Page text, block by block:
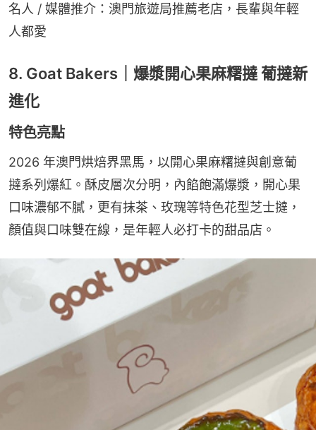
名人 / 媒體推介：澳門旅遊局推薦老店，長輩與年輕
人都愛
8. Goat Bakers｜爆漿開心果麻糬撻 葡撻新
進化
特色亮點
2026 年澳門烘焙界黑馬，以開心果麻糬撻與創意葡
撻系列爆紅。酥皮層次分明，內餡飽滿爆漿，開心果
口味濃郁不膩，更有抹茶、玫瑰等特色花型芝士撻，
顏值與口味雙在線，是年輕人必打卡的甜品店。